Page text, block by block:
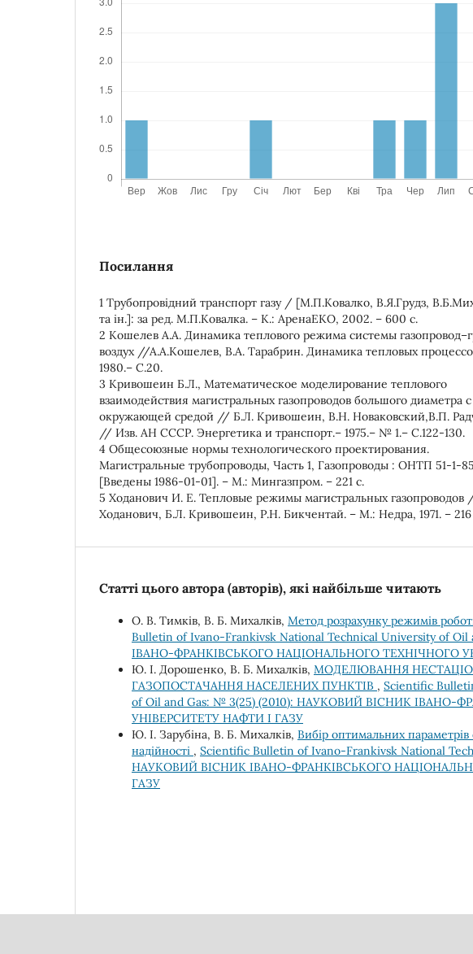
Посилання
1 Трубопровідний транспорт газу / [М.П.Ковалко, В.Я.Грудз,
та ін.]: за ред. М.П.Ковалка. – К.: АренаЕКО, 2002. – 600 с.
2 Кошелев А.А. Динамика теплового режима системы
воздух //А.А.Кошелев, В.А. Тарабрин. Динамика тепловых
1980.– С.20.
3 Кривошеин Б.Л., Математическое моделирование теплового
взаимодействия магистральных газопроводов большого диаметра с
окружающей средой // Б.Л. Кривошеин, В.Н. Новаковский,В.П.
// Изв. АН СССР. Энергетика и транспорт.– 1975.– № 1.– С.122-130.
4 Общесоюзные нормы технологического проектирования.
Магистральные трубопроводы, Часть 1, Газопроводы : ОНТП 51-1-
[Введены 1986-01-01]. – М.: Мингазпром. – 221 с.
5 Ходанович И. Е. Тепловые режимы магистральных газопроводов
Ходанович, Б.Л. Кривошеин, Р.Н. Бикчентай. – М.: Недра, 1971. – 216
Статті цього автора (авторів), які найбільше читають
О. В. Тимків, В. Б. Михалків, Метод розрахунку режимів
Bulletin of Ivano-Frankivsk National Technical University of
ІВАНО-ФРАНКІВСЬКОГО НАЦІОНАЛЬНОГО ТЕХНІЧНОГО
Ю. І. Дорошенко, В. Б. Михалків, МОДЕЛЮВАННЯ
ГАЗОПОСТАЧАННЯ НАСЕЛЕНИХ ПУНКТІВ , Scientific
of Oil and Gas: № 3(25) (2010): НАУКОВИЙ ВІСНИК
УНІВЕРСИТЕТУ НАФТИ І ГАЗУ
Ю. І. Зарубіна, В. Б. Михалків, Вибір оптимальних
надійності , Scientific Bulletin of Ivano-Frankivsk National
НАУКОВИЙ ВІСНИК ІВАНО-ФРАНКІВСЬКОГО
ГАЗУ